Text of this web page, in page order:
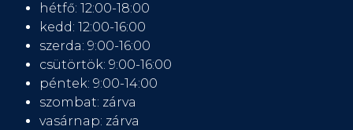
hétfő: 12:00-18:00
kedd: 12:00-16:00
szerda: 9:00-16:00
csütörtök: 9:00-16:00
péntek: 9:00-14:00
szombat: zárva
vasárnap: zárva